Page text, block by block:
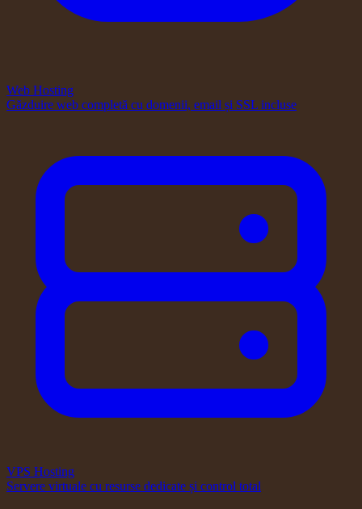
Web Hosting
Găzduire web completă cu domenii, email și SSL incluse
VPS Hosting
Servere virtuale cu resurse dedicate și control total